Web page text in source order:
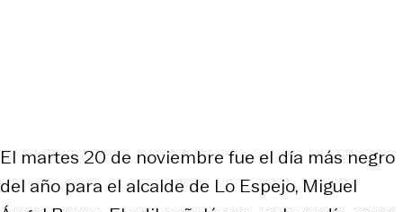
El martes 20 de noviembre fue el día más negro
del año para el alcalde de Lo Espejo, Miguel